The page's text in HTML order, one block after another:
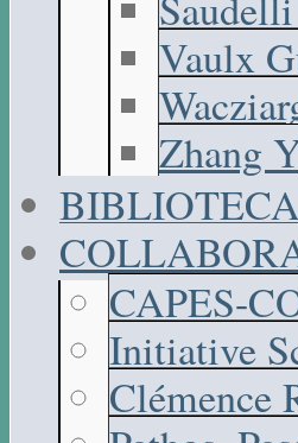
Vaulx
Zhang
BIBLIOTECA
CAPES-
Initiative
Clémence